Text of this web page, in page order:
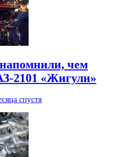
чем
2101 «Жигули»
спустя